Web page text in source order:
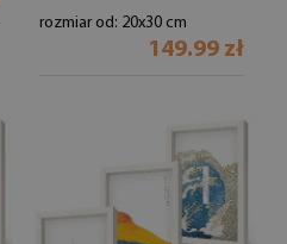
rozmiar od: 20x30 cm
149.99 zł